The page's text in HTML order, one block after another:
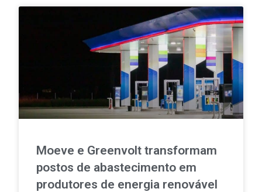
Moeve e Greenvolt transformam
postos de abastecimento em
produtores de energia renovável